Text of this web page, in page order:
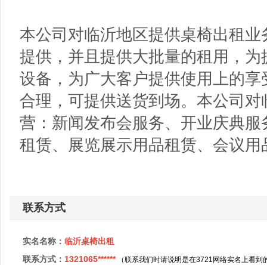
本公司对临沂地区提供桌椅出租
提供，并且提供大批量的租用，
设备，为广大客户提供使用上的
合理，可提供送货到场。本公司
营：新闻发布会服务、开业庆典
租赁、展览展示用品租赁、会议用
联系方式
实名名称： 临沂桌椅出租
联系方式： 1321065******（联系我们时请说明是在3721网络实名上看到